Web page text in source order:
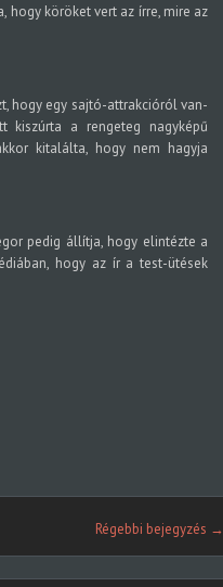
hogy köröket vert az írre, mire az
hogy egy sajtó-attrakcióról van-
a rengeteg nagyképű
kitalálta, hogy nem hagyja
pedig állítja, hogy elintézte a
hogy az ír a test-ütések
Régebbi bejegyzés →